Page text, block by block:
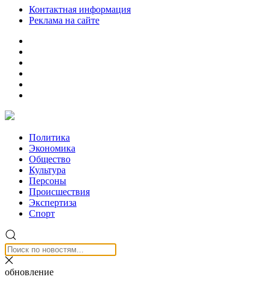
Контактная информация
Реклама на сайте
Политика
Экономика
Общество
Культура
Персоны
Происшествия
Экспертиза
Спорт
обновление